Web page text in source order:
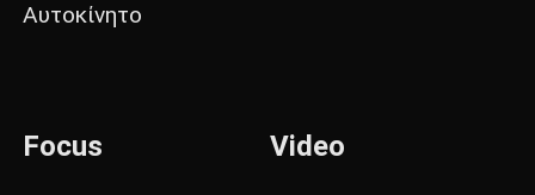
Αυτοκίνητο
Focus Video